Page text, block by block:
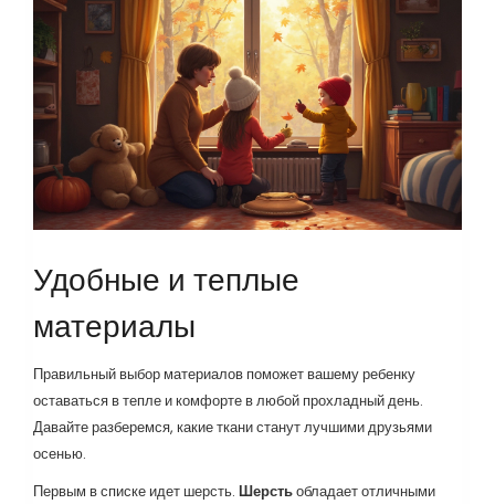
Удобные и теплые
материалы
Правильный выбор материалов поможет вашему ребенку
оставаться в тепле и комфорте в любой прохладный день.
Давайте разберемся, какие ткани станут лучшими друзьями
осенью.
Первым в списке идет шерсть. Шерстьобладает отличными